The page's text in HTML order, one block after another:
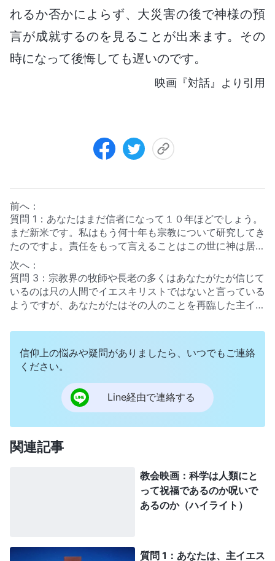
れるか否かによらず、大災害の後で神様の預
言が成就するのを見ることが出来ます。その
時になって後悔しても遅いのです。
映画『対話』より引用
前へ：
質問 1：あなたはまだ信者になって１０年ほどでしょう。
まだ新米です。私はもう何十年も宗教について研究してき
たのですよ。責任をもって言えることはこの世に神は居な
いし、救世主もいなかったということです。神を信じると
かいう話は曖昧過ぎて現実味がないのです。私たちは二人
とも知識人ですね。事実と科学の観点からものごとを見な
くては。唯物論や進化論のような科学的観点から物事を見
なければなりません。何故神を信じなくてはならないので
進化論によると、すべては自然の働きで創造されたという
ことがわかります。人類は自然の進化の過程における偶然
の産物で、サルから進化したのです。論理的にも十分に証
明出来ます。これだけで人類は神によって作られたのでは
ないことが分かります。聖書の言葉は神話や伝説でまとも
きます。いったいはっきり物事を見れば宗教的信仰につい
う。共産党に従うしか未来はありませんよ。
次へ：
質問 3：宗教界の牧師や長老の多くはあなたがたが信じて
いるのは只の人間でイエスキリストではないと言っている
ようですが、あなたがたはその人のことを再臨した主イエ
そもそもあなたがたは共産党がキリスト教やカトリシズム
を以前から邪教として非難してきたことを知っています
か？ それでも主イエスが全能神として再臨したと言うの
ですね。ちょっと無茶な理屈じゃないかしら？ 共産党が
あなたがたを放置するはずがありません。共産党はキリス
ト教やカトリック教会を邪教として聖書を邪教の本として
認定するつもりです。誰でも知っている話です。共産党が
世界的な正統派宗教をカルト指定して断罪するなら全能神
の出現と働きを断罪しないことがあるかしら？ 共産党が
聖書をカルト本指定するなら「言葉は肉において現れる」
冊も押収して研究しています。理解できないのよ。何故全
能神を信じなきゃならないのか。何故全能神が終わりの日
のキリストだと言い張るの？ 私たちはこの人の家族の背
居ました。普通の人だったのです。でもキリスト教の世界
信仰上の悩みや疑問がありましたら、いつでもご連絡
ください。
Line経由で連絡する
関連記事
教会映画：科学は人類にと
って祝福であるのか呪いで
あるのか（ハイライト）
質問 1：あなたは、主イエス